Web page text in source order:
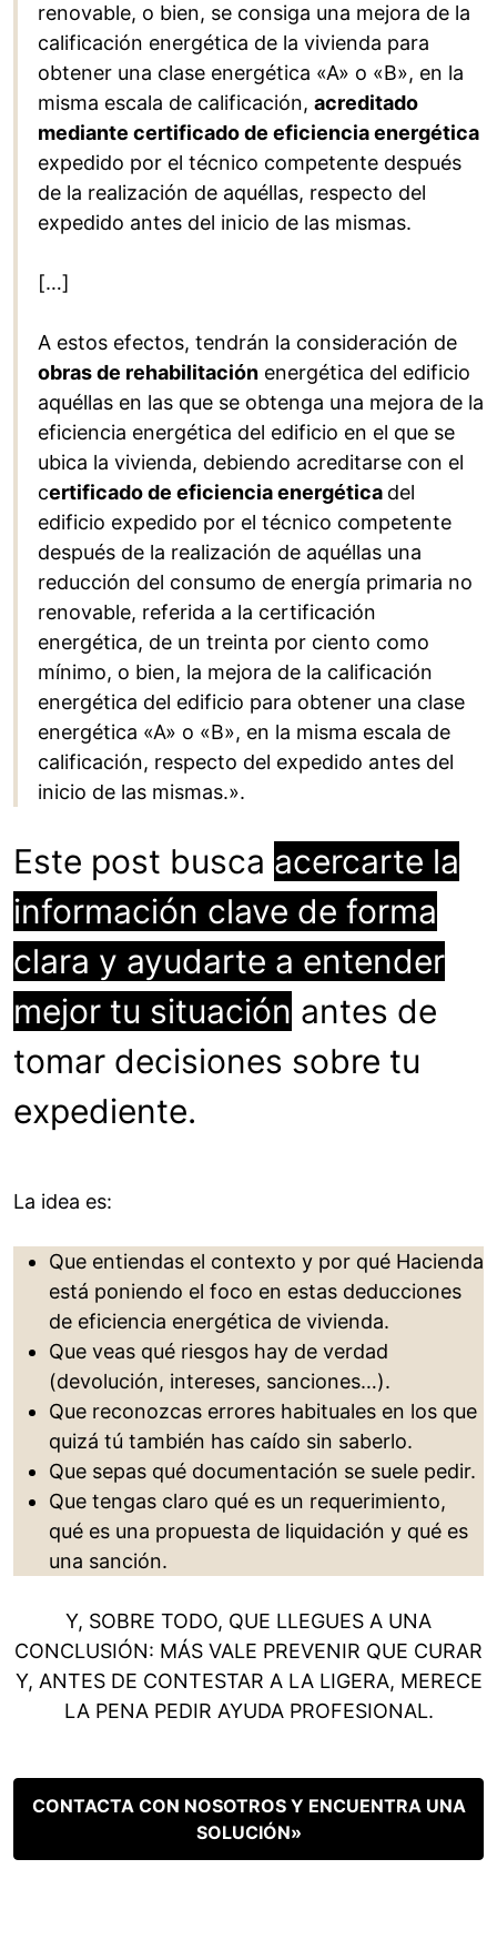
renovable, o bien, se consiga una mejora de la
calificación energética de la vivienda para
obtener una clase energética «A» o «B», en la
misma escala de calificación, acreditado
mediante certificado de eficiencia energética
expedido por el técnico competente después
de la realización de aquéllas, respecto del
expedido antes del inicio de las mismas.
[…]
A estos efectos, tendrán la consideración de
obras de rehabilitación energética del edificio
aquéllas en las que se obtenga una mejora de la
eficiencia energética del edificio en el que se
ubica la vivienda, debiendo acreditarse con el
certificado de eficiencia energética del
edificio expedido por el técnico competente
después de la realización de aquéllas una
reducción del consumo de energía primaria no
renovable, referida a la certificación
energética, de un treinta por ciento como
mínimo, o bien, la mejora de la calificación
energética del edificio para obtener una clase
energética «A» o «B», en la misma escala de
calificación, respecto del expedido antes del
inicio de las mismas.».
Este post busca acercarte la
información clave de forma
clara y ayudarte a entender
mejor tu situación antes de
tomar decisiones sobre tu
expediente.
La idea es:
Que entiendas el contexto y por qué Hacienda
está poniendo el foco en estas deducciones
de eficiencia energética de vivienda.
Que veas qué riesgos hay de verdad
(devolución, intereses, sanciones…).
Que reconozcas errores habituales en los que
quizá tú también has caído sin saberlo.
Que sepas qué documentación se suele pedir.
Que tengas claro qué es un requerimiento,
qué es una propuesta de liquidación y qué es
una sanción.
Y, SOBRE TODO, QUE LLEGUES A UNA
CONCLUSIÓN: MÁS VALE PREVENIR QUE CURAR
Y, ANTES DE CONTESTAR A LA LIGERA, MERECE
LA PENA PEDIR AYUDA PROFESIONAL.
CONTACTA CON NOSOTROS Y ENCUENTRA UNA
SOLUCIÓN»